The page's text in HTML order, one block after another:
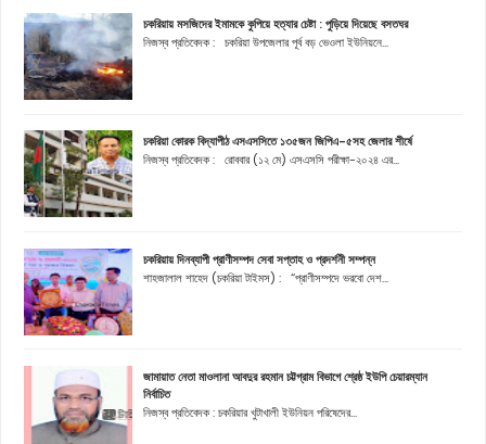
চকরিয়ায় মসজিদের ইমামকে কুপিয়ে হত্যার চেষ্টা : পুড়িয়ে দিয়েছে বসতঘর
নিজস্ব প্রতিবেদক : চকরিয়া উপজেলার পূর্ব বড় ভেওলা ইউনিয়নে...
চকরিয়া কোরক বিদ্যাপীঠ এসএসসিতে ১৩৫জন জিপিএ-৫সহ জেলার শীর্ষে
নিজস্ব প্রতিবেদক : রোববার (১২ মে) এসএসসি পরীক্ষা-২০২৪ এর...
চকরিয়ায় দিনব্যাপী প্রাণীসম্পদ সেবা সপ্তাহ ও প্রদর্শনী সম্পন্ন
শাহজালাল শাহেদ (চকরিয়া টাইমস) : “প্রাণীসম্পদে ভরবো দেশ...
জামায়াত নেতা মাওলানা আবদুর রহমান চট্টগ্রাম বিভাগে শ্রেষ্ঠ ইউপি চেয়ারম্যান
নির্বাচিত
নিজস্ব প্রতিবেদক : চকরিয়ার খুটাখালী ইউনিয়ন পরিষেদের...